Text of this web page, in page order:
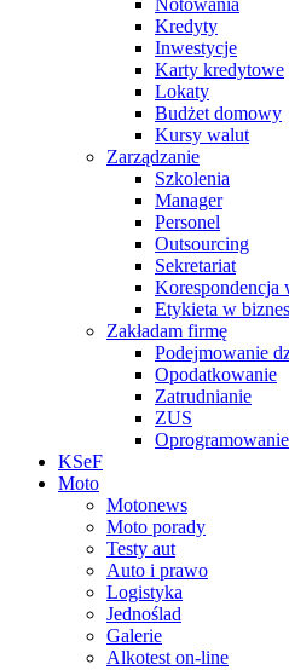
Notowania
Kredyty
Inwestycje
Karty kredytowe
Lokaty
Budżet domowy
Kursy walut
Zarządzanie
Szkolenia
Manager
Personel
Outsourcing
Sekretariat
Korespondencja
Etykieta w
Zakładam firmę
Podejmowanie
Opodatkowanie
Zatrudnianie
ZUS
Oprogramowanie
KSeF
Moto
Motonews
Moto porady
Testy aut
Auto i prawo
Logistyka
Jednoślad
Galerie
Alkotest on-line